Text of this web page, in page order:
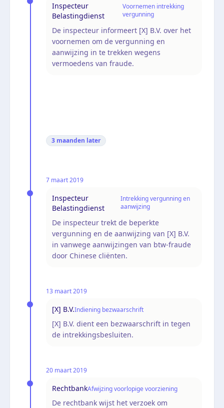
Inspecteur
Belastingdienst
Voornemen intrekking
vergunning
De inspecteur informeert [X] B.V. over het
voornemen om de vergunning en
aanwijzing in te trekken wegens
vermoedens van fraude.
3 maanden later
7 maart 2019
Inspecteur
Belastingdienst
Intrekking vergunning en
aanwijzing
De inspecteur trekt de beperkte
vergunning en de aanwijzing van [X] B.V.
in vanwege aanwijzingen van btw-fraude
door Chinese cliënten.
13 maart 2019
[X] B.V.Indiening bezwaarschrift
[X] B.V. dient een bezwaarschrift in tegen
de intrekkingsbesluiten.
20 maart 2019
RechtbankAfwijzing voorlopige voorziening
De rechtbank wijst het verzoek om